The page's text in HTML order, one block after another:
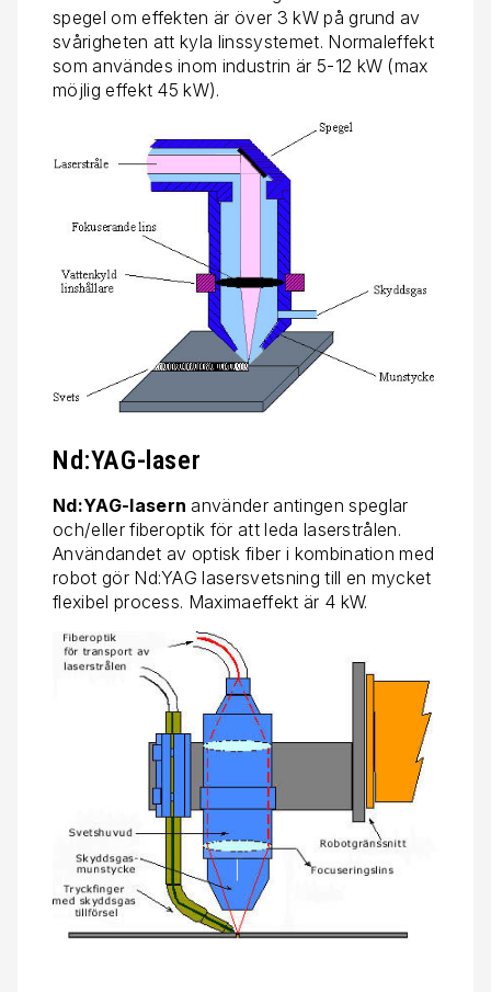
spegel om effekten är över 3 kW på grund av
svårigheten att kyla linssystemet. Normaleffekt
som användes inom industrin är 5-12 kW (max
möjlig effekt 45 kW).
Nd:YAG-laser
Nd:YAG-lasern använder antingen speglar
och/eller fiberoptik för att leda laserstrålen.
Användandet av optisk fiber i kombination med
robot gör Nd:YAG lasersvetsning till en mycket
flexibel process. Maximaeffekt är 4 kW.